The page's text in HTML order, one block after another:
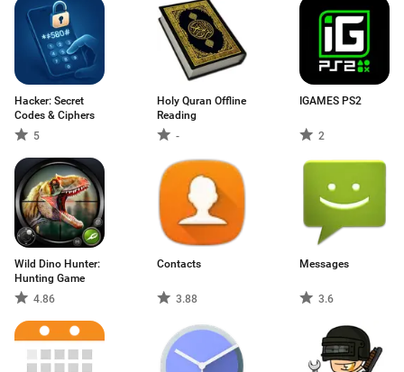
Hacker: Secret
Codes & Ciphers
5
Holy Quran Offline
Reading
-
IGAMES PS2
2
Wild Dino Hunter:
Hunting Game
4.86
Contacts
3.88
Messages
3.6